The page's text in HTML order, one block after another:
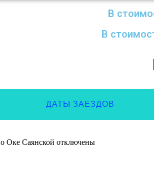
В
В
ДАТЫ ЗАЕЗДОВ
Оке Саянской отключены